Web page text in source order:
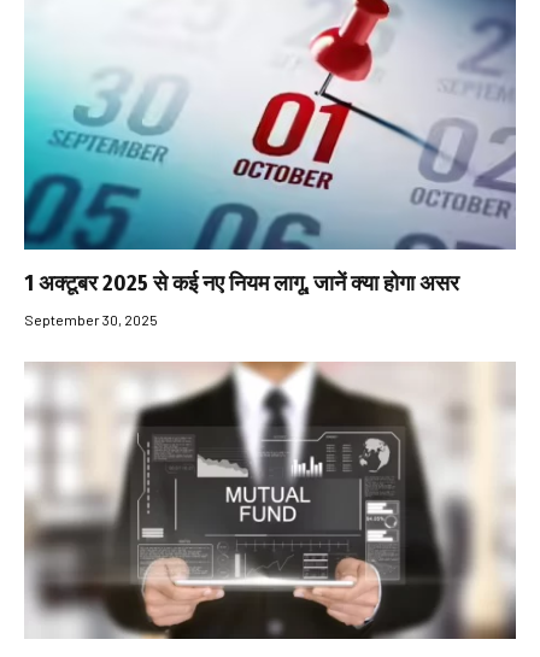
1 अक्टूबर 2025 से कई नए नियम लागू, जानें क्या होगा असर
September 30, 2025